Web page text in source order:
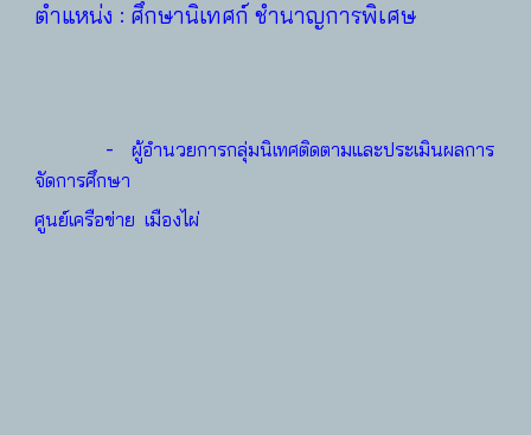
ตำแหน่ง : ศึกษานิเทศก์ ชำนาญการพิเศษ
-ผู้อำนวยการกลุ่มนิเทศติดตามและประเมินผลการ
จัดการศึกษา
ศูนย์เครือข่าย เมืองไผ่